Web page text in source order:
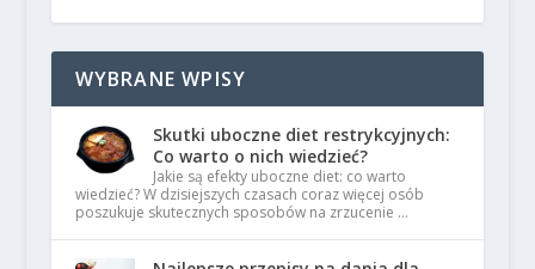
WYBRANE WPISY
Skutki uboczne diet restrykcyjnych:
Co warto o nich wiedzieć?
Jakie są efekty uboczne diet: co warto
wiedzieć? W dzisiejszych czasach coraz więcej osób
poszukuje skutecznych sposobów na zrzucenie …